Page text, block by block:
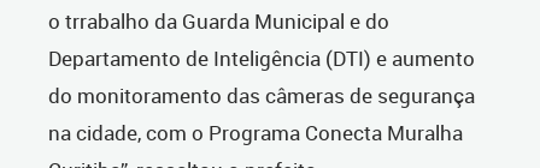
o trrabalho da Guarda Municipal e do
Departamento de Inteligência (DTI) e aumento
do monitoramento das câmeras de segurança
na cidade, com o Programa Conecta Muralha